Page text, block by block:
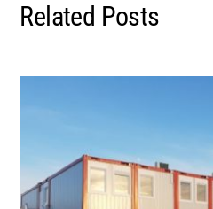
Related Posts